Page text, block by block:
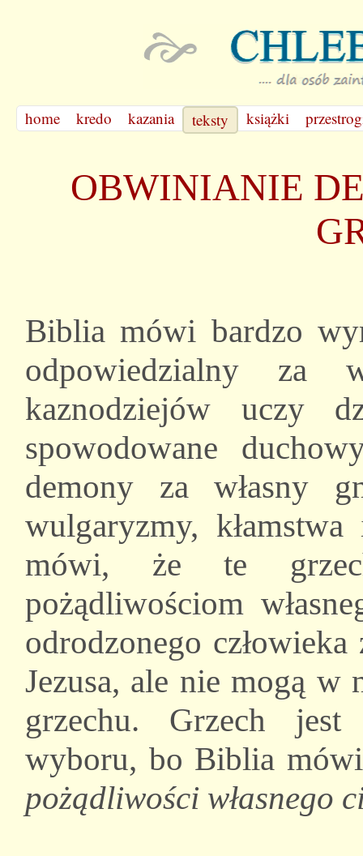
home kredo kazania teksty książki
OBWINIANIE
Biblia mówi bardzo
odpowiedzialny za
kaznodziejów uczy
spowodowane
demony za własny
wulgaryzmy,
mówi, że te
pożądliwościom
odrodzonego
Jezusa, ale nie mogą w
grzechu. Grzech jest
wyboru, bo Biblia
pożądliwości własnego